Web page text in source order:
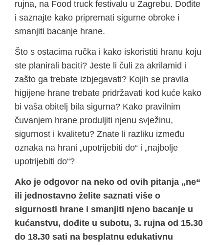
rujna, na Food truck festivalu u Zagrebu. Dođite
i saznajte kako pripremati sigurne obroke i
smanjiti bacanje hrane.
Što s ostacima ručka i kako iskoristiti hranu koju
ste planirali baciti? Jeste li čuli za akrilamid i
zašto ga trebate izbjegavati? Kojih se pravila
higijene hrane trebate pridržavati kod kuće kako
bi vaša obitelj bila sigurna? Kako pravilnim
čuvanjem hrane produljiti njenu svježinu,
sigurnost i kvalitetu? Znate li razliku između
oznaka na hrani „upotrijebiti do“ i „najbolje
upotrijebiti do“?
Ako je odgovor na neko od ovih pitanja „ne“
ili jednostavno želite saznati više o
sigurnosti hrane i smanjiti njeno bacanje u
kućanstvu, dođite u subotu, 3. rujna od 15.30
do 18.30 sati na besplatnu edukativnu